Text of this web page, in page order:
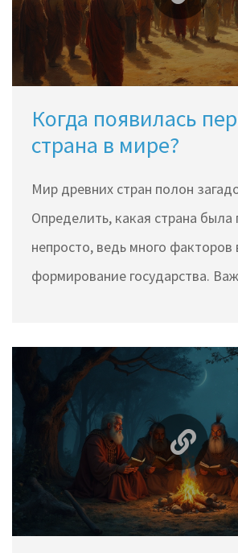
Когда появилась
страна в мире?
Мир древних стран полон
Определить, какая страна была
непросто, ведь много факторов
формирование государства.
первой страны в мире и
интересные факты об их